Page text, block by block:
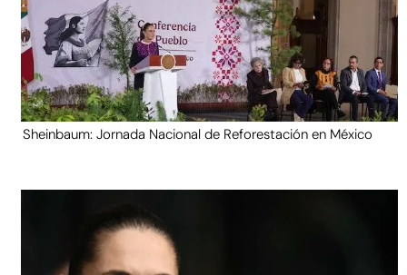
Sheinbaum: Jornada Nacional de Reforestación en México